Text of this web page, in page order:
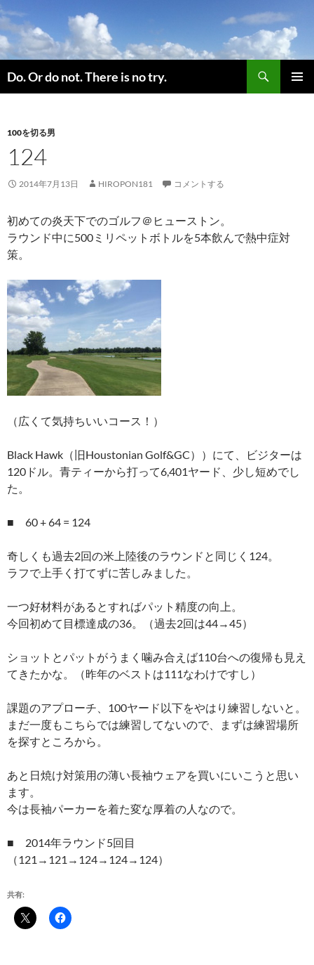
コ
ン
テ
ン
ツ
へ
Do. Or do not. There is no try.
索
100を切る男
124
2014年7月13日 HIROPON181 コメントする
初めての炎天下でのゴルフ＠ヒューストン。
ラウンド中に500ミリペットボトルを5本飲んで熱中症対
策。
（広くて気持ちいいコース！）
Black Hawk（旧Houstonian Golf&GC））にて、ビジターは
120ドル。青ティーから打って6,401ヤード、少し短めでし
た。
■ 60 + 64 = 124
奇しくも過去2回の米上陸後のラウンドと同じく124。
ラフで上手く打てずに苦しみました。
一つ好材料があるとすればパット精度の向上。
今回初めて目標達成の36。（過去2回は44→45）
ショットとパットがうまく噛み合えば110台への復帰も見え
てきたかな。（昨年のベストは111なわけですし）
課題のアプローチ、100ヤード以下をやはり練習しないと。
まだ一度もこちらでは練習してないので、まずは練習場所
を探すところから。
あと日焼け対策用の薄い長袖ウェアを買いにいこうと思い
ます。
今は長袖パーカーを着た変な厚着の人なので。
■ 2014年ラウンド5回目
（121→121→124→124→124）
共有: